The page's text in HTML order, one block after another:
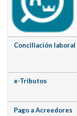
Conciliación laboral
e-Tributos
Pago a Acreedores